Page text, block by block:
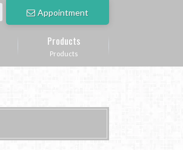
Appointment
Products
Products